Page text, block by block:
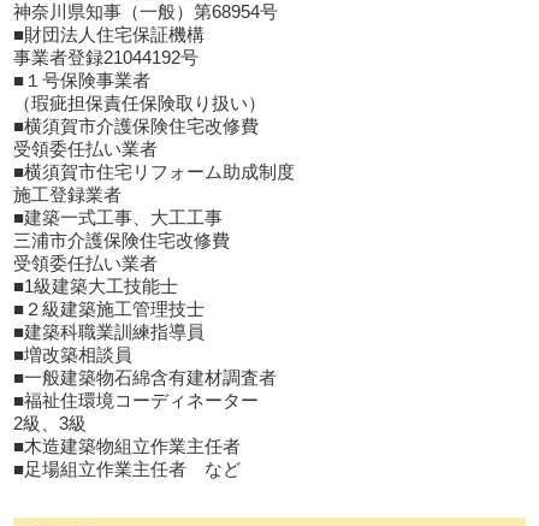
神奈川県知事（一般）第68954号
■財団法人住宅保証機構
事業者登録21044192号
■１号保険事業者
（瑕疵担保責任保険取り扱い）
■横須賀市介護保険住宅改修費
受領委任払い業者
■横須賀市住宅リフォーム助成制度
施工登録業者
■建築一式工事、大工工事
三浦市介護保険住宅改修費
受領委任払い業者
■1級建築大工技能士
■２級建築施工管理技士
■建築科職業訓練指導員
■増改築相談員
■一般建築物石綿含有建材調査者
■福祉住環境コーディネーター
2級、3級
■木造建築物組立作業主任者
■足場組立作業主任者 など